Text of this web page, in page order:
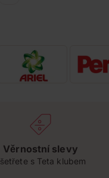
Věrnostní slevy
s Teta klubem